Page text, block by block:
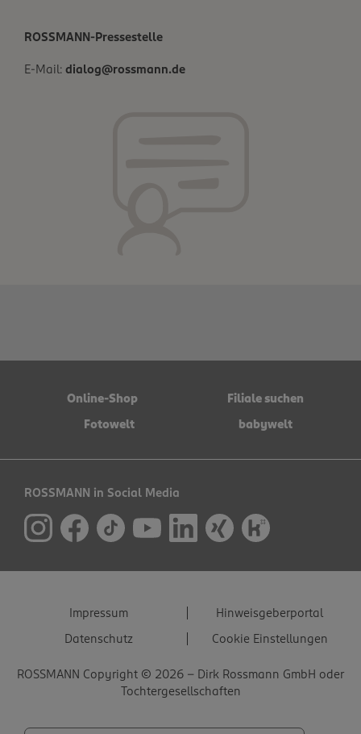
ROSSMANN-Pressestelle
E-Mail: dialog@rossmann.de
Online-Shop
Filiale suchen
Fotowelt
babywelt
ROSSMANN in Social Media
Impressum
Hinweisgeberportal
Datenschutz
Cookie Einstellungen
ROSSMANN Copyright © 2026 - Dirk Rossmann GmbH oder
Tochtergesellschaften